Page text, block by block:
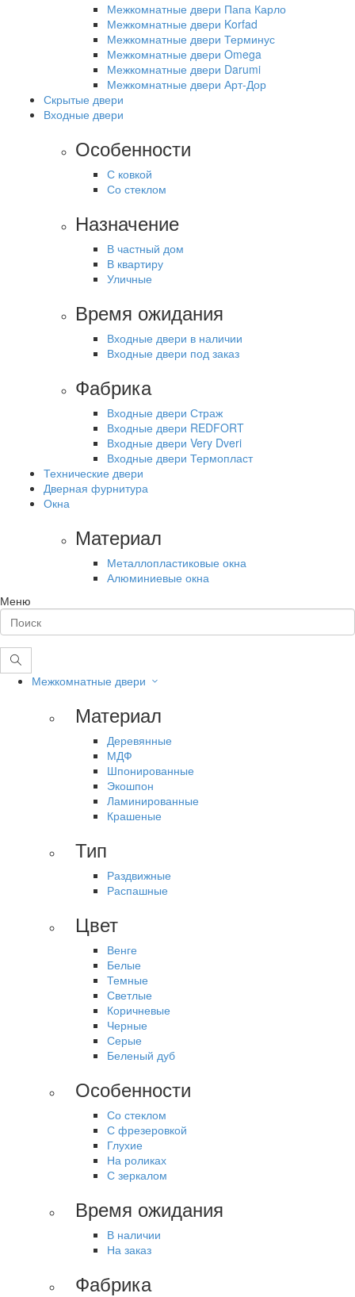
Межкомнатные двери Папа Карло
Межкомнатные двери Korfad
Межкомнатные двери Терминус
Межкомнатные двери Omega
Межкомнатные двери Darumi
Межкомнатные двери Арт-Дор
Скрытые двери
Входные двери
Особенности
С ковкой
Со стеклом
Назначение
В частный дом
В квартиру
Уличные
Время ожидания
Входные двери в наличии
Входные двери под заказ
Фабрика
Входные двери Страж
Входные двери REDFORT
Входные двери Very Dveri
Входные двери Термопласт
Технические двери
Дверная фурнитура
Окна
Материал
Металлопластиковые окна
Алюминиевые окна
Меню
Межкомнатные двери
Материал
Деревянные
МДФ
Шпонированные
Экошпон
Ламинированные
Крашеные
Тип
Раздвижные
Распашные
Цвет
Венге
Белые
Темные
Светлые
Коричневые
Черные
Серые
Беленый дуб
Особенности
Со стеклом
С фрезеровкой
Глухие
На роликах
С зеркалом
Время ожидания
В наличии
На заказ
Фабрика